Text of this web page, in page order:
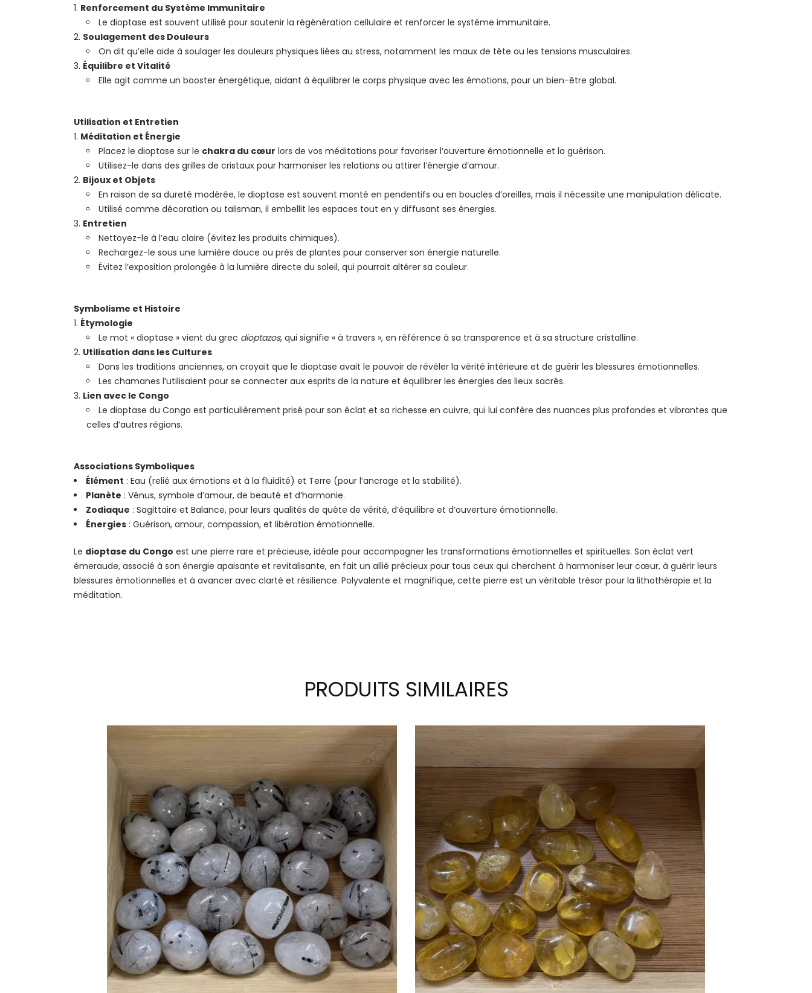
Renforcement du Système Immunitaire
Le dioptase est souvent utilisé pour soutenir la régénération cellulaire et renforcer le système immunitaire.
Soulagement des Douleurs
On dit qu’elle aide à soulager les douleurs physiques liées au stress, notamment les maux de tête ou les tensions musculaires.
Équilibre et Vitalité
Elle agit comme un booster énergétique, aidant à équilibrer le corps physique avec les émotions, pour un bien-être global.
Utilisation et Entretien
Méditation et Énergie
Placez le dioptase sur le chakra du cœur lors de vos méditations pour favoriser l’ouverture émotionnelle et la guérison.
Utilisez-le dans des grilles de cristaux pour harmoniser les relations ou attirer l’énergie d’amour.
Bijoux et Objets
En raison de sa dureté modérée, le dioptase est souvent monté en pendentifs ou en boucles d’oreilles, mais il nécessite une manipulation délicate.
Utilisé comme décoration ou talisman, il embellit les espaces tout en y diffusant ses énergies.
Entretien
Nettoyez-le à l’eau claire (évitez les produits chimiques).
Rechargez-le sous une lumière douce ou près de plantes pour conserver son énergie naturelle.
Évitez l’exposition prolongée à la lumière directe du soleil, qui pourrait altérer sa couleur.
Symbolisme et Histoire
Étymologie
Le mot « dioptase » vient du grec dioptazos, qui signifie « à travers », en référence à sa transparence et à sa structure cristalline.
Utilisation dans les Cultures
Dans les traditions anciennes, on croyait que le dioptase avait le pouvoir de révéler la vérité intérieure et de guérir les blessures émotionnelles.
Les chamanes l’utilisaient pour se connecter aux esprits de la nature et équilibrer les énergies des lieux sacrés.
Lien avec le Congo
Le dioptase du Congo est particulièrement prisé pour son éclat et sa richesse en cuivre, qui lui confère des nuances plus profondes et vibrantes que
celles d’autres régions.
Associations Symboliques
Élément : Eau (relié aux émotions et à la fluidité) et Terre (pour l’ancrage et la stabilité).
Planète : Vénus, symbole d’amour, de beauté et d’harmonie.
Zodiaque : Sagittaire et Balance, pour leurs qualités de quête de vérité, d’équilibre et d’ouverture émotionnelle.
Énergies : Guérison, amour, compassion, et libération émotionnelle.
Le dioptase du Congo est une pierre rare et précieuse, idéale pour accompagner les transformations émotionnelles et spirituelles. Son éclat vert
émeraude, associé à son énergie apaisante et revitalisante, en fait un allié précieux pour tous ceux qui cherchent à harmoniser leur cœur, à guérir leurs
blessures émotionnelles et à avancer avec clarté et résilience. Polyvalente et magnifique, cette pierre est un véritable trésor pour la lithothérapie et la
méditation.
PRODUITS SIMILAIRES